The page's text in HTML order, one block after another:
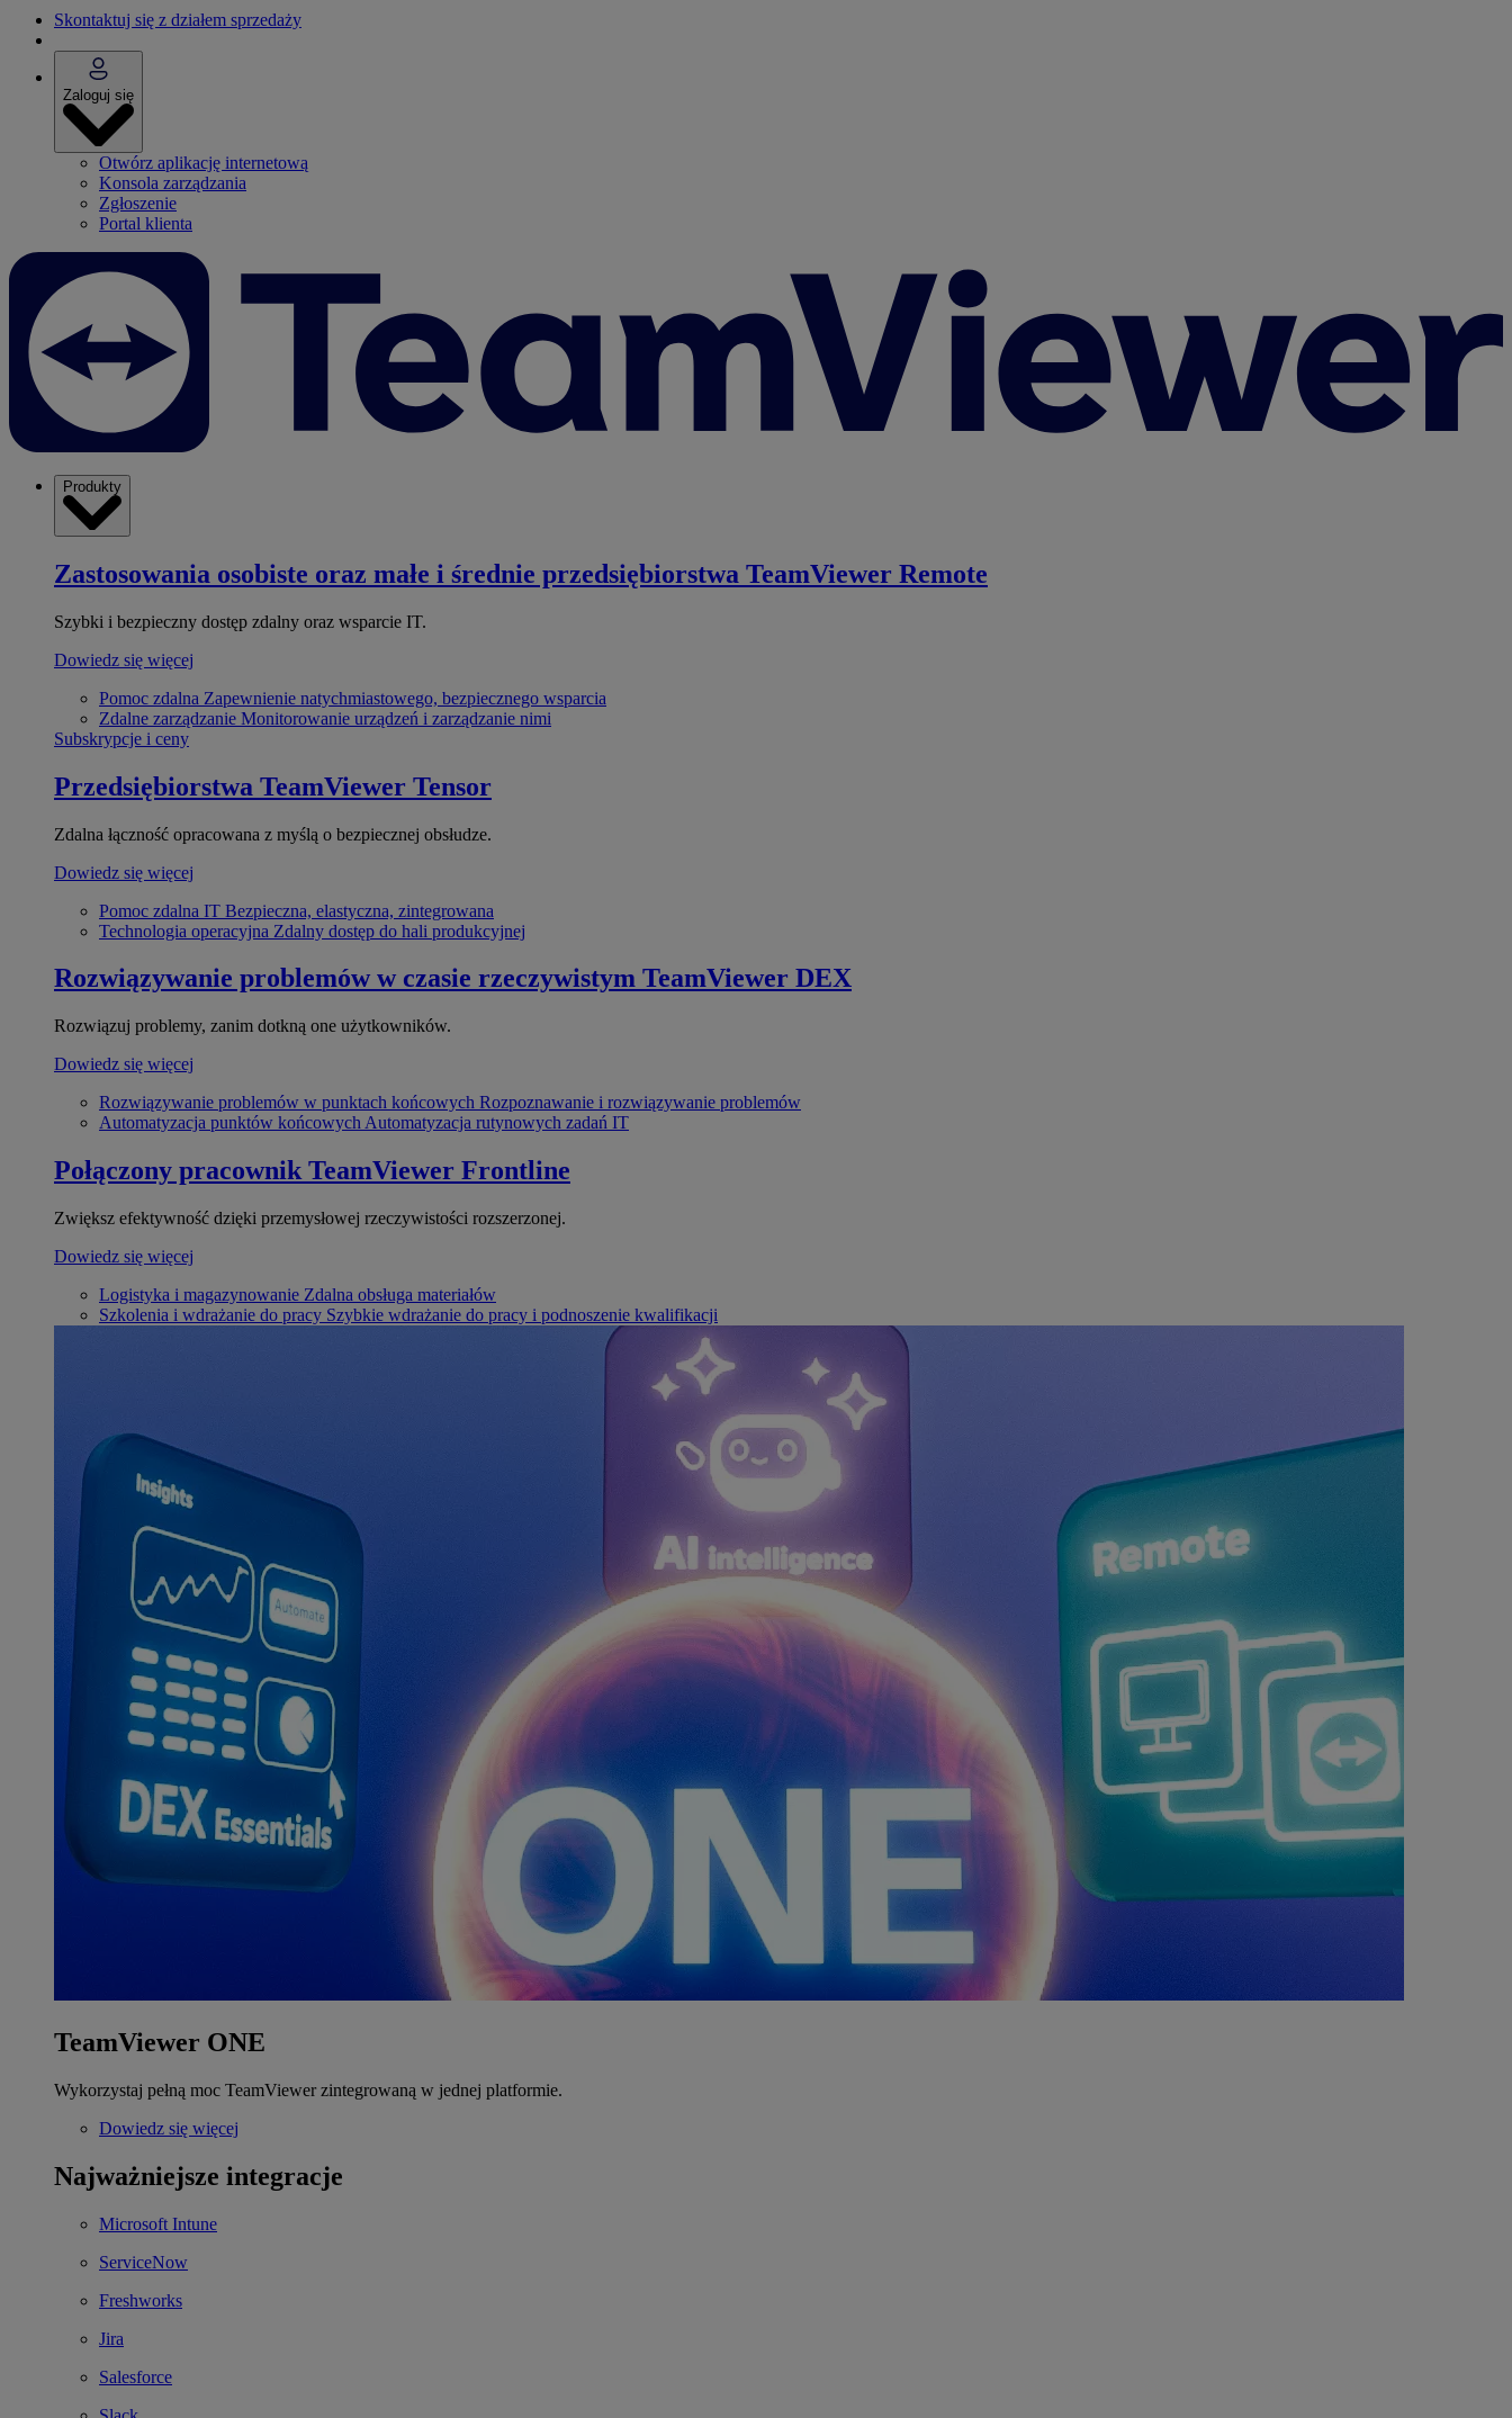
Skontaktuj się z działem sprzedaży
Zaloguj się
Otwórz aplikację internetową
Konsola zarządzania
Zgłoszenie
Portal klienta
Produkty
Zastosowania osobiste oraz małe i średnie przedsiębiorstwa TeamViewer Remote
Szybki i bezpieczny dostęp zdalny oraz wsparcie IT.
Dowiedz się więcej
Pomoc zdalna Zapewnienie natychmiastowego, bezpiecznego wsparcia
Zdalne zarządzanie Monitorowanie urządzeń i zarządzanie nimi
Subskrypcje i ceny
Przedsiębiorstwa TeamViewer Tensor
Zdalna łączność opracowana z myślą o bezpiecznej obsłudze.
Dowiedz się więcej
Pomoc zdalna IT Bezpieczna, elastyczna, zintegrowana
Technologia operacyjna Zdalny dostęp do hali produkcyjnej
Rozwiązywanie problemów w czasie rzeczywistym TeamViewer DEX
Rozwiązuj problemy, zanim dotkną one użytkowników.
Dowiedz się więcej
Rozwiązywanie problemów w punktach końcowych Rozpoznawanie i rozwiązywanie problemów
Automatyzacja punktów końcowych Automatyzacja rutynowych zadań IT
Połączony pracownik TeamViewer Frontline
Zwiększ efektywność dzięki przemysłowej rzeczywistości rozszerzonej.
Dowiedz się więcej
Logistyka i magazynowanie Zdalna obsługa materiałów
Szkolenia i wdrażanie do pracy Szybkie wdrażanie do pracy i podnoszenie kwalifikacji
TeamViewer ONE
Wykorzystaj pełną moc TeamViewer zintegrowaną w jednej platformie.
Dowiedz się więcej
Najważniejsze integracje
Microsoft Intune
ServiceNow
Freshworks
Jira
Salesforce